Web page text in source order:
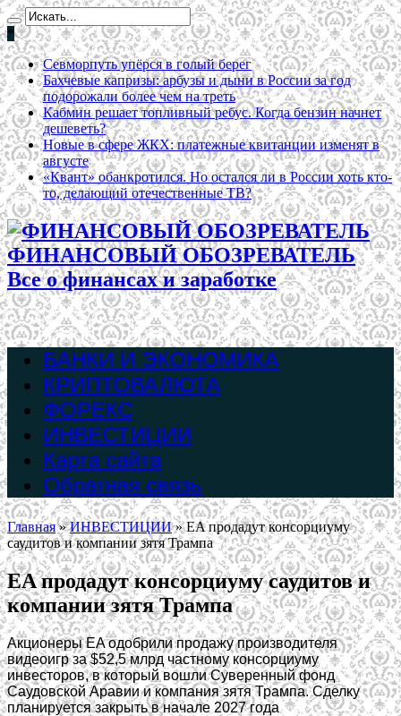
*
Севморпуть упёрся в голый берег
Бахчевые капризы: арбузы и дыни в России за год
подорожали более чем на треть
Кабмин решает топливный ребус. Когда бензин начнет
дешеветь?
Новые в сфере ЖКХ: платежные квитанции изменят в
августе
«Квант» обанкротился. Но остался ли в России хоть кто-
то, делающий отечественные ТВ?
ФИНАНСОВЫЙ ОБОЗРЕВАТЕЛЬ
Все о финансах и заработке
БАНКИ И ЭКОНОМИКА
КРИПТОВАЛЮТА
ФОРЕКС
ИНВЕСТИЦИИ
Карта сайта
Обратная связь
Главная»ИНВЕСТИЦИИ»EA продадут консорциуму
саудитов и компании зятя Трампа
EA продадут консорциуму саудитов и
компании зятя Трампа
Акционеры EA одобрили продажу производителя
видеоигр за $52,5 млрд частному консорциуму
инвесторов, в который вошли Суверенный фонд
Саудовской Аравии и компания зятя Трампа. Сделку
планируется закрыть в начале 2027 года